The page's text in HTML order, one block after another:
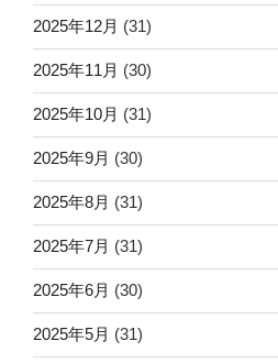
2025年12月 (31)
2025年11月 (30)
2025年10月 (31)
2025年9月 (30)
2025年8月 (31)
2025年7月 (31)
2025年6月 (30)
2025年5月 (31)